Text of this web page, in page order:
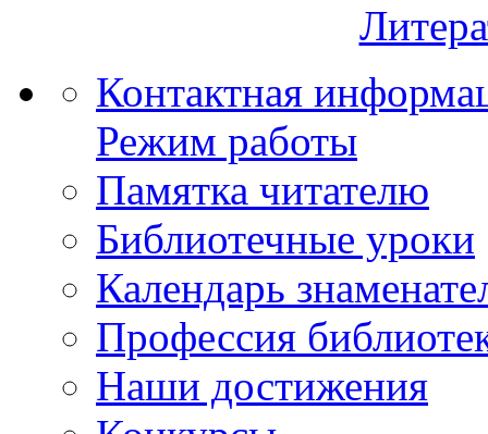
Контактная
Режим работы
Памятка читателю
Библиотечные уроки
Календарь
Профессия
Наши достижения